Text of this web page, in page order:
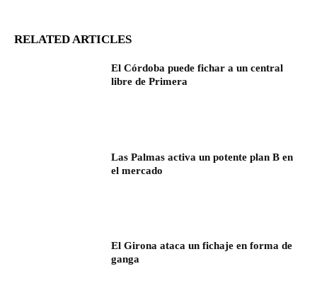
RELATED ARTICLES
El Córdoba puede fichar a un central
libre de Primera
Las Palmas activa un potente plan B en
el mercado
El Girona ataca un fichaje en forma de
ganga